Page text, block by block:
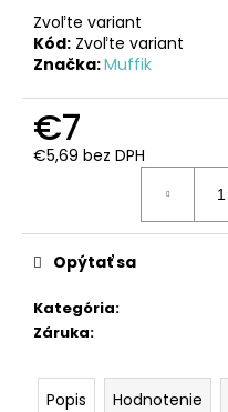
Zvoľte variant
Kód: Zvoľte variant
Značka:Muffik
€7
€5,69 bez DPH
Kategória:
Záruka:
Opýtať sa
Popis Hodnotenie
a
m
e
MAGNETICKÁ
STAVEBNICA
JASNÉ
FARBY
32DIELNY
€64,50